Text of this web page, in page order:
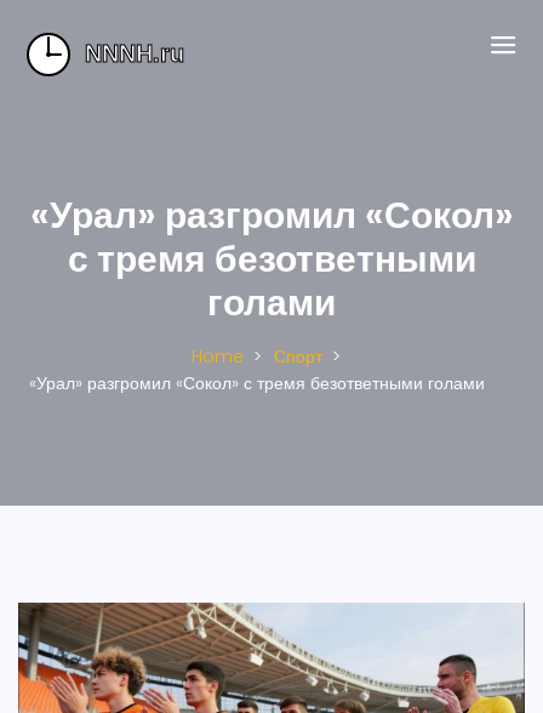
«Урал» разгромил «Сокол»
с тремя безответными
голами
Home
Спорт
«Урал» разгромил «Сокол» с тремя безответными голами